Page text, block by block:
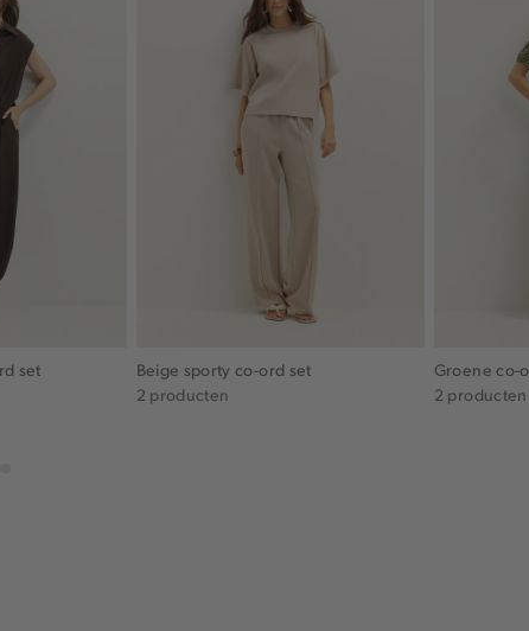
set
Beige sporty co-ord set
2 producten
Groene co-
2 producten